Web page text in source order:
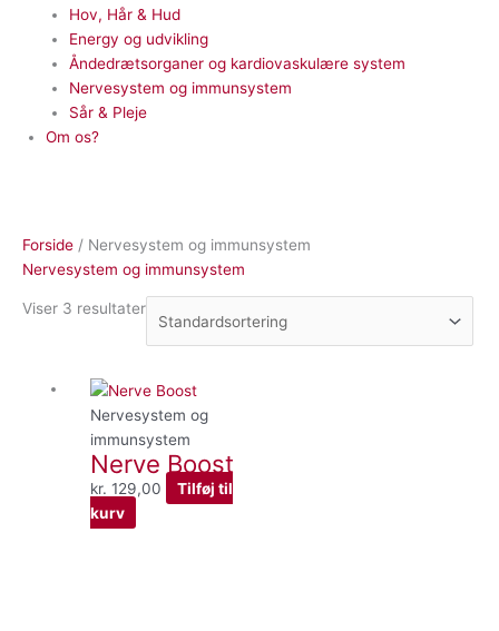
Hov, Hår & Hud
Energy og udvikling
Åndedrætsorganer og kardiovaskulære system
Nervesystem og immunsystem
Sår & Pleje
Om os?
Forside / Nervesystem og immunsystem
Nervesystem og immunsystem
Viser 3 resultater
Nervesystem og
immunsystem
Nerve Boost
kr. 129,00
Tilføj til
kurv